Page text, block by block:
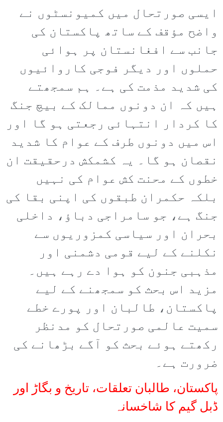
ایسی صورتحال میں کمیونسٹوں نے
واضح مؤقف کے ساتھ پاکستان کی
جانب سے افغانستان پر ہوائی
حملوں اور دیگر فوجی کاروائیوں
کی شدید مذمت کی ہے۔ ہم سمجھتے
ہیں کہ ان دونوں ممالک کے بیچ جنگ
کا کردار انتہائی رجعتی ہو گا اور
اس میں دونوں طرف کے عوام کا شدید
نقصان ہو گا۔ یہ کشمکش درحقیقت ان
خطوں کے محنت کش عوام کی نہیں
بلکہ حکمران طبقوں کی اپنی بقا کی
جنگ ہے، جو سامراجی دباؤ، داخلی
بحران اور سیاسی کمزوریوں سے
نکلنے کے لیے قومی دشمنی اور
مذہبی جنون کو ہوا دے رہے ہیں۔
مزید اس بحث کو سمجھنے کے لیے
پاکستان، طالبان اور پورے خطے
سمیت عالمی صورتحال کو مدنظر
رکھتے ہوئے بحث کو آگے بڑھانے کی
ضرورت ہے۔
پاکستان، طالبان تعلقات، تاریخ و بگاڑ اور
ڈبل گیم کا شاخسانہ